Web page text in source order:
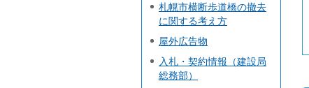
札幌市横断歩道橋の撤去
に関する考え方
屋外広告物
入札・契約情報（建設局
総務部）